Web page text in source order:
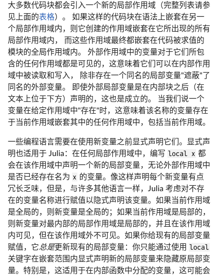
大多数代码块都会引入一个新的局部作用域（完整列表请参
见上面的表格）。 如果这样的代码块在语法上嵌套在另一
个局部作用域内，则它创建的作用域嵌套在它所出现的所有
局部作用域内， 而这些作用域最终都嵌套在代码被求值的
模块的全局作用域内。 外部作用域中的变量对于它们所包
含的任何作用域都是可见的，这意味着它们可以在内部作用
域中被读取和写入， 除非存在一个同名的局部变量"遮蔽"了
同名的外部变量。 即使外部局部变量是在内部块之后（在
文本上位于下方）声明的，这也是成立的。 当我们说一个
变量在给定作用域中"存在"时，这意味着该名称的变量存在
于当前作用域嵌套其中的任何作用域中，包括当前作用域。
一些编程语言需要在使用新变量之前显式声明它们。显式声
明也适用于 Julia：在任何局部作用域中，编写 local x 都
会在该作用域中声明一个新的局部变量，无论外部作用域中
是否已经存在名为 x 的变量。像这样声明每个新变量有点
冗长乏味，但是，与许多其他语言一样，Julia 考虑对不存
在的变量名称进行赋值以隐式声明该变量。如果当前作用域
是全局的，则新变量是全局的；如果当前作用域是局部的，
则新变量对最内部的局部作用域是局部的，并且在该作用域
内可见，但在该作用域外不可见。如果你给现有的局部变量
赋值，它总是更新现有的局部变量：你只能通过使用 local
关键字在嵌套范围内显式声明新的局部变量来隐藏原局部变
量。特别是，这适用于在内部函数中分配的变量，这可能会